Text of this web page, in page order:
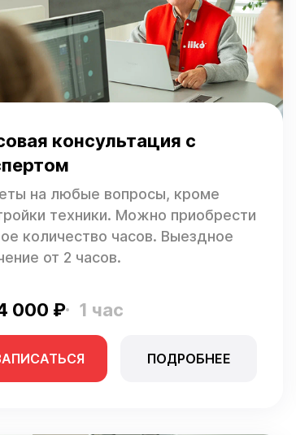
консультация с
на любые вопросы, кроме
техники. Можно приобрести
количество часов. Выездное
от 2 часов.
000 ₽ 1 час
ПОДРОБНЕЕ